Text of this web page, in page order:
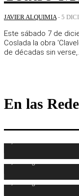
JAVIER ALQUIMIA - 5
Este sábado 7 de
Coslada la obra
de décadas sin
En las